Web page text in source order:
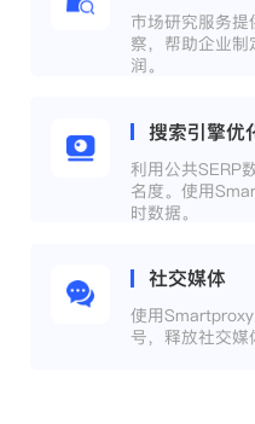
市场研究服务
察，帮助企业
润。
搜索引擎优
利用公共SERP
名度。使用
时数据。
社交媒体
使用
号，释放社交媒